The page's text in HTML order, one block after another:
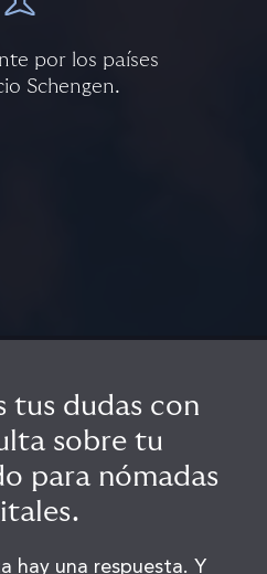
por los países
Schengen.
tus dudas con
sobre tu
para nómadas
hay una respuesta. Y